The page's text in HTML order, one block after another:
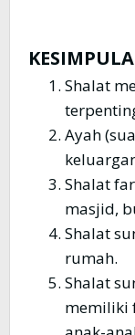
Shalat
Ayah
Shalat
masjid,
Shalat
rumah.
Shalat
memiliki